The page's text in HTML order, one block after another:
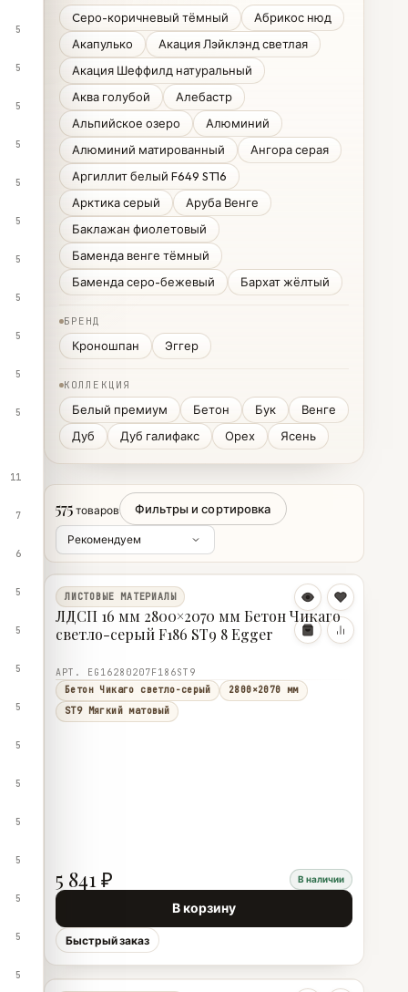
5
5
5
5
5
5
5
5
5
5
5
11
7
6
5
5
5
5
5
5
5
5
5
5
5
Cеро-коричневый тёмный
Абрикос нюд
Акапулько
Акация Лэйклэнд светлая
Акация Шеффилд натуральный
Аква голубой
Алебастр
Альпийское озеро
Алюминий
Алюминий матированный
Ангора серая
Аргиллит белый F649 ST16
Арктика серый
Аруба Венге
Баклажан фиолетовый
Баменда венге тёмный
Баменда серо-бежевый
Бархат жёлтый
БРЕНД
Кроношпан Эггер
КОЛЛЕКЦИЯ
Белый премиум Бетон Бук
Венге
Дуб
Дуб галифакс Орех Ясень
575 товаров Фильтры и сортировка
ЛИСТОВЫЕ МАТЕРИАЛЫ
ЛДСП 16 мм 2800×2070 мм Бетон Чикаго
светло-серый F186 ST9 8 Egger
АРТ. EG16280207F186ST9
Бетон Чикаго светло-серый
2800×2070 мм
ST9 Мягкий матовый
5 841 ₽ В наличии
В корзину
Быстрый заказ